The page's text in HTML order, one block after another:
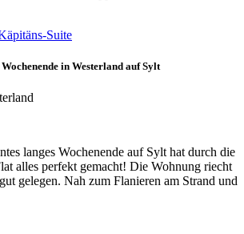
Suite
in Westerland auf Sylt
langes Wochenende auf Sylt hat durch die
alles perfekt gemacht! Die Wohnung riecht
gelegen. Nah zum Flanieren am Strand und